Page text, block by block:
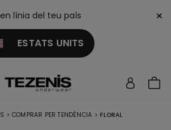
línia del teu país
ESTATS UNITS
×
> COMPRAR PER TENDÈNCIA > FLORAL